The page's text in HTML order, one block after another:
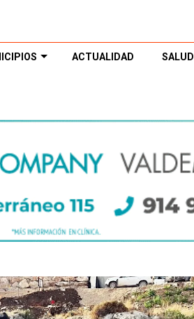
ACTUALIDAD SALUD